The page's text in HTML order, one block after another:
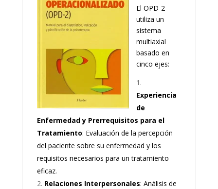
El OPD-2
utiliza un
sistema
multiaxial
basado en
cinco ejes:
Experiencia
de
Enfermedad y Prerrequisitos para el
Tratamiento: Evaluación de la percepción
del paciente sobre su enfermedad y los
requisitos necesarios para un tratamiento
eficaz.
Relaciones Interpersonales: Análisis de